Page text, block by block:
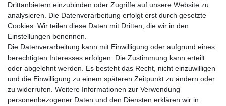
Abonnieren
** Hierbei handelt es sich um ein Pflichtfeld.
Widerrufs­recht Widerrufs­formular Impressum
Daten­schutz­erklärung AGB Kontakt
Drittanbietern einzubinden oder Zugriffe auf unsere Website zu
analysieren. Die Datenverarbeitung erfolgt erst durch gesetzte
Cookies. Wir teilen diese Daten mit Dritten, die wir in den
Einstellungen benennen.
Die Datenverarbeitung kann mit Einwilligung oder aufgrund eines
berechtigten Interesses erfolgen. Die Zustimmung kann erteilt
oder abgelehnt werden. Es besteht das Recht, nicht einzuwilligen
und die Einwilligung zu einem späteren Zeitpunkt zu ändern oder
zu widerrufen. Weitere Informationen zur Verwendung
personenbezogener Daten und den Diensten erklären wir in